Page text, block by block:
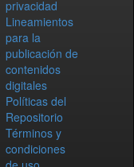
privacidad
Lineamientos
para la
publicación de
contenidos
digitales
Políticas del
Repositorio
Términos y
condiciones